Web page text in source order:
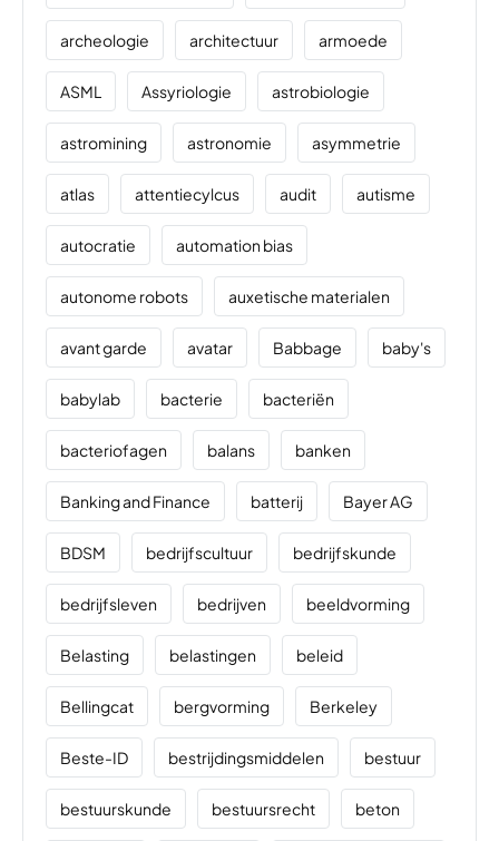
archeologie architectuur armoede
ASML Assyriologie astrobiologie
astromining astronomie asymmetrie
atlas attentiecylcus audit autisme
autocratie automation bias
autonome robots auxetische materialen
avant garde avatar Babbage baby's
babylab bacterie bacteriën
bacteriofagen balans banken
Banking and Finance batterij Bayer AG
BDSM bedrijfscultuur bedrijfskunde
bedrijfsleven bedrijven beeldvorming
Belasting belastingen beleid
Bellingcat bergvorming Berkeley
Beste-ID bestrijdingsmiddelen bestuur
bestuurskunde bestuursrecht beton